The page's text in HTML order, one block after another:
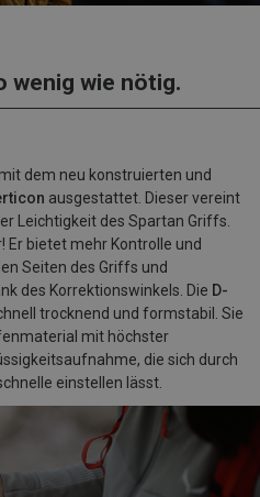
wenig wie nötig.
dem neu konstruierten und
ausgestattet. Dieser vereint
Leichtigkeit des Spartan Griffs.
bietet mehr Kontrolle und
Seiten des Griffs und
des Korrektionswinkels. Die D-
trocknend und formstabil. Sie
mit höchster
die sich durch
einstellen lässt.